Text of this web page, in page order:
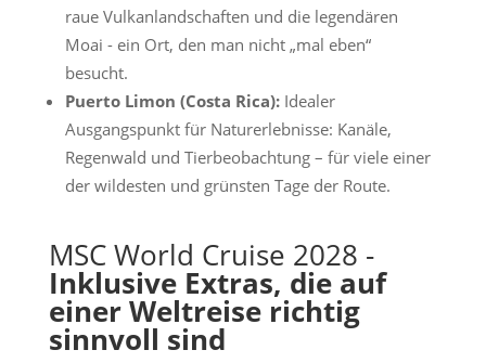
raue Vulkanlandschaften und die legendären
Moai - ein Ort, den man nicht „mal eben“
besucht.
Puerto Limon (Costa Rica):Idealer
Ausgangspunkt für Naturerlebnisse: Kanäle,
Regenwald und Tierbeobachtung – für viele einer
der wildesten und grünsten Tage der Route.
MSC World Cruise 2028 -
Inklusive Extras, die auf
einer Weltreise richtig
sinnvoll sind